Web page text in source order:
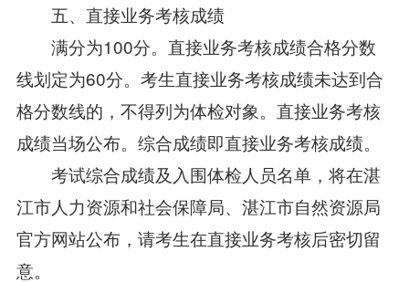
五、直接业务考核成绩
满分为100分。直接业务考核成绩合格分数
线划定为60分。考生直接业务考核成绩未达到合
格分数线的，不得列为体检对象。直接业务考核
成绩当场公布。综合成绩即直接业务考核成绩。
考试综合成绩及入围体检人员名单，将在湛
江市人力资源和社会保障局、湛江市自然资源局
官方网站公布，请考生在直接业务考核后密切留
意。